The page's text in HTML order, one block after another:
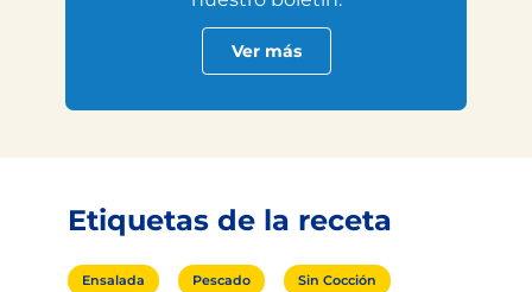
Ver más
Etiquetas de la receta
Ensalada Pescado Sin Cocción